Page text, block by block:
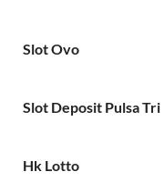
Slot Ovo
Slot Deposit Pulsa Tri
Hk Lotto